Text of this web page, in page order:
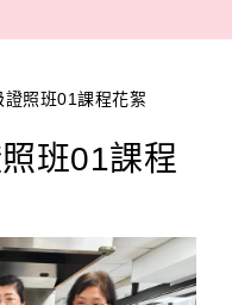
照班01課程花絮
班01課程